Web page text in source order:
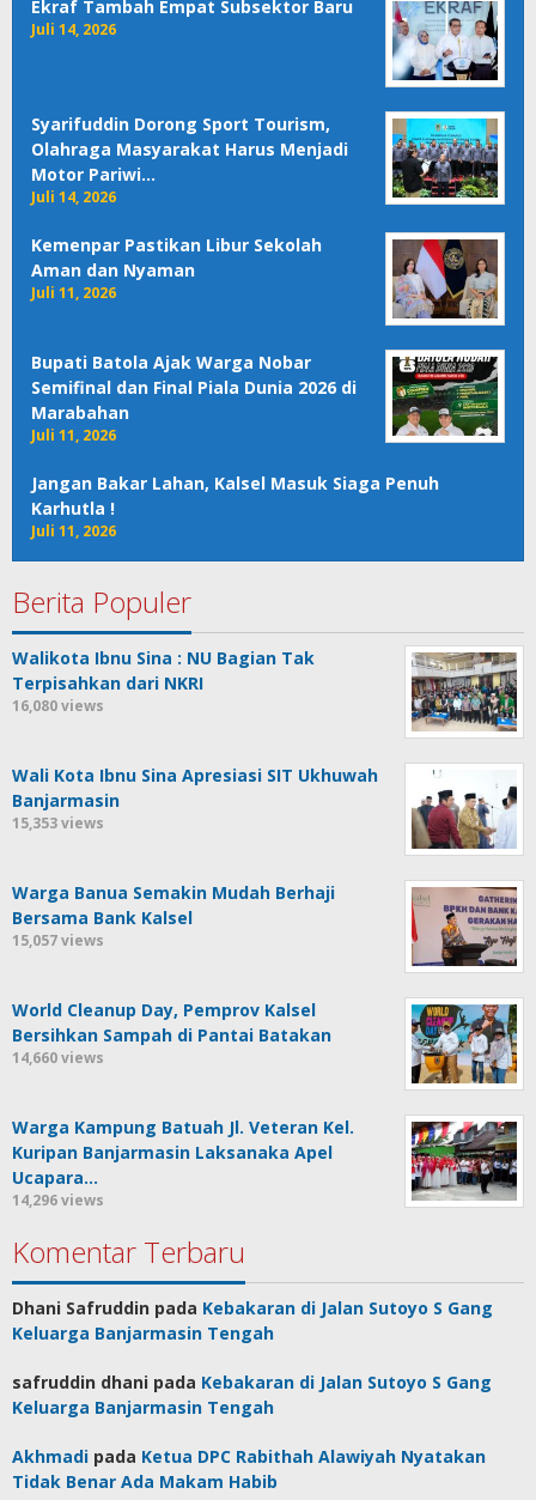
Ekraf Tambah Empat Subsektor Baru
Juli 14, 2026
Syarifuddin Dorong Sport Tourism,
Olahraga Masyarakat Harus Menjadi
Motor Pariwi…
Juli 14, 2026
Kemenpar Pastikan Libur Sekolah
Aman dan Nyaman
Juli 11, 2026
Bupati Batola Ajak Warga Nobar
Semifinal dan Final Piala Dunia 2026 di
Marabahan
Juli 11, 2026
Jangan Bakar Lahan, Kalsel Masuk Siaga Penuh
Karhutla !
Juli 11, 2026
Berita Populer
Walikota Ibnu Sina : NU Bagian Tak
Terpisahkan dari NKRI
16,080 views
Wali Kota Ibnu Sina Apresiasi SIT Ukhuwah
Banjarmasin
15,353 views
Warga Banua Semakin Mudah Berhaji
Bersama Bank Kalsel
15,057 views
World Cleanup Day, Pemprov Kalsel
Bersihkan Sampah di Pantai Batakan
14,660 views
Warga Kampung Batuah Jl. Veteran Kel.
Kuripan Banjarmasin Laksanaka Apel
Ucapara…
14,296 views
Komentar Terbaru
Dhani Safruddin pada Kebakaran di Jalan Sutoyo S Gang
Keluarga Banjarmasin Tengah
safruddin dhani pada Kebakaran di Jalan Sutoyo S Gang
Keluarga Banjarmasin Tengah
Akhmadi pada Ketua DPC Rabithah Alawiyah Nyatakan
Tidak Benar Ada Makam Habib